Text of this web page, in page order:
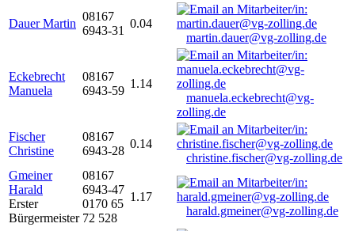
Dauer Martin
08167
6943-31
0.04
martin.dauer@vg-zolling.de
Eckebrecht
Manuela
08167
6943-59
1.14
manuela.eckebrecht@vg-
zolling.de
Fischer
Christine
08167
6943-28
0.14
christine.fischer@vg-zolling.de
Gmeiner
Harald
Erster
Bürgermeister
08167
6943-47
0170 65
72 528
1.17
harald.gmeiner@vg-zolling.de